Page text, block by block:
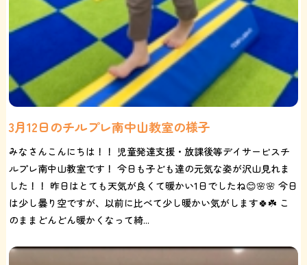
3月12日のチルプレ南中山教室の様子
みなさんこんにちは！！ 児童発達支援・放課後等デイサービスチ
ルプレ南中山教室です！ 今日も子ども達の元気な姿が沢山見れま
した！！ 昨日はとても天気が良くて暖かい1日でしたね😊🌸🌸 今日
は少し曇り空ですが、以前に比べて少し暖かい気がします🍀☘️ こ
のままどんどん暖かくなって綺...